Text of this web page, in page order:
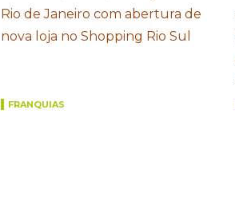
Rio de Janeiro com abertura de
nova loja no Shopping Rio Sul
FRANQUIAS